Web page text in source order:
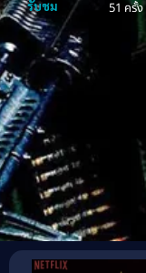
รับชม
51 ครั้ง